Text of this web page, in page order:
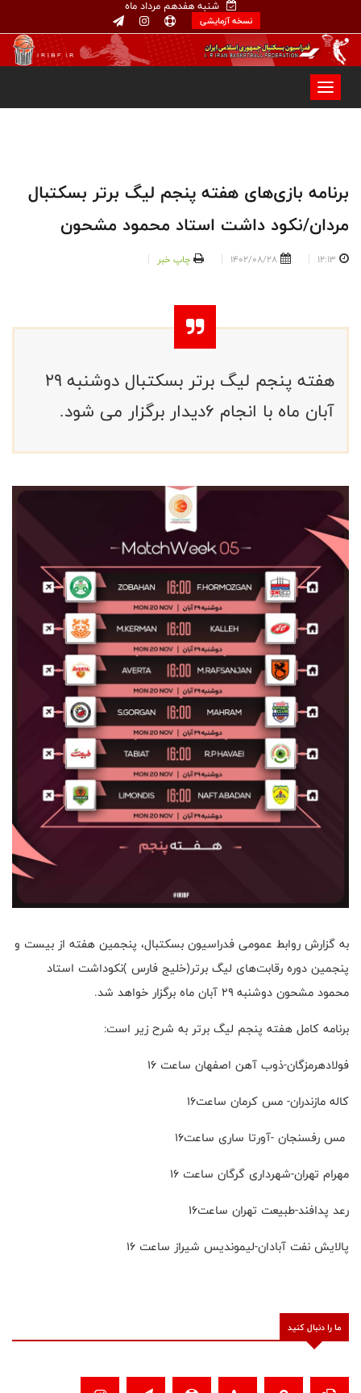
شنبه هفدهم مرداد ماه
نسخه آزمایشی
برنامه بازی‌های هفته پنجم لیگ برتر بسکتبال
مردان/نکود داشت استاد محمود مشحون
12:13
1402/08/28 چاپ خبر
هفته پنجم لیگ برتر بسکتبال دوشنبه ۲۹
آبان ماه با انجام ۶دیدار برگزار می شود.
به گزارش روابط عمومی فدراسیون بسکتبال، پنجمین هفته از بیست و
پنجمین دوره رقابت‌های لیگ برتر(خلیج فارس )نکوداشت استاد
محمود مشحون دوشنبه ۲۹ آبان ماه برگزار خواهد شد.
برنامه کامل هفته پنجم لیگ برتر به شرح زیر است:
فولادهرمزگان-ذوب آهن اصفهان ساعت ۱۶
کاله مازندران- مس کرمان ساعت۱۶
مس رفسنجان -آورتا ساری ساعت۱۶
مهرام تهران-شهرداری گرگان ساعت ۱۶
رعد پدافند-طبیعت تهران ساعت۱۶
پالایش نفت آبادان-لیموندیس شیراز ساعت ۱۶
ما را دنبال کنید